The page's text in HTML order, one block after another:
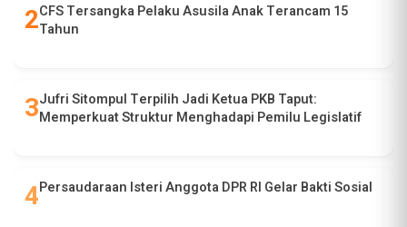
CFS Tersangka Pelaku Asusila Anak Terancam 15
Tahun
Jufri Sitompul Terpilih Jadi Ketua PKB Taput:
Memperkuat Struktur Menghadapi Pemilu Legislatif
Persaudaraan Isteri Anggota DPR RI Gelar Bakti Sosial